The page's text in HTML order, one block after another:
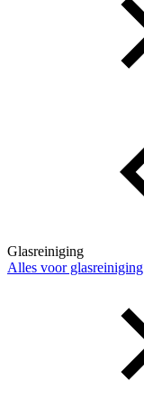
Glasreiniging
Alles voor glasreiniging